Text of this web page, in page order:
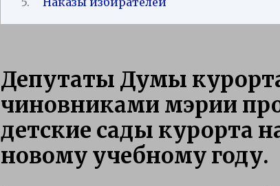
Депутаты Думы
чиновниками мэрии
детские сады курорта
новому учебному году.